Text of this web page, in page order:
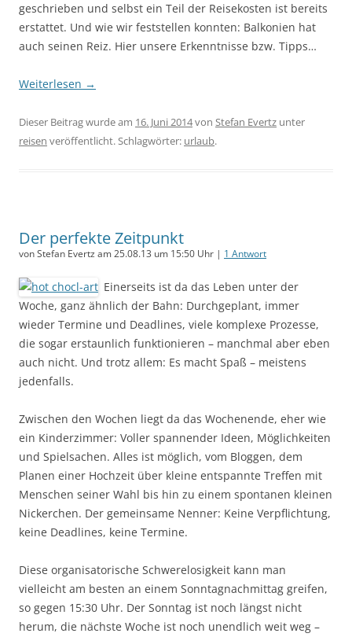
geschrieben und selbst ein Teil der Reisekosten ist bereits
erstattet. Und wie wir feststellen konnten: Balkonien hat
auch seinen Reiz. Hier unsere Erkenntnisse bzw. Tipps…
Weiterlesen →
Dieser Beitrag wurde am 16. Juni 2014von Stefan Evertz unter
reisen veröffentlicht. Schlagwörter: urlaub.
Der perfekte Zeitpunkt
von Stefan Evertz am 25.08.13 um 15:50 Uhr | 1 Antwort
Einerseits ist da das Leben unter der
Woche, ganz ähnlich der Bahn: Durchgeplant, immer
wieder Termine und Deadlines, viele komplexe Prozesse,
die sogar erstaunlich funktionieren – manchmal aber eben
auch nicht. Und trotz allem: Es macht Spaß – meistens
jedenfalls.
Zwischen den Wochen liegt da das Wochenende, eher wie
ein Kinderzimmer: Voller spannender Ideen, Möglichkeiten
und Spielsachen. Alles ist möglich, vom Bloggen, dem
Planen einer Hochzeit über kleine entspannte Treffen mit
Menschen seiner Wahl bis hin zu einem spontanen kleinen
Nickerchen. Der gemeinsame Nenner: Keine Verpflichtung,
keine Deadlines, keine Termine.
Diese organisatorische Schwerelosigkeit kann man
vielleicht am besten an einem Sonntagnachmittag greifen,
so gegen 15:30 Uhr. Der Sonntag ist noch längst nicht
herum, die nächste Woche ist noch unendlich weit weg –